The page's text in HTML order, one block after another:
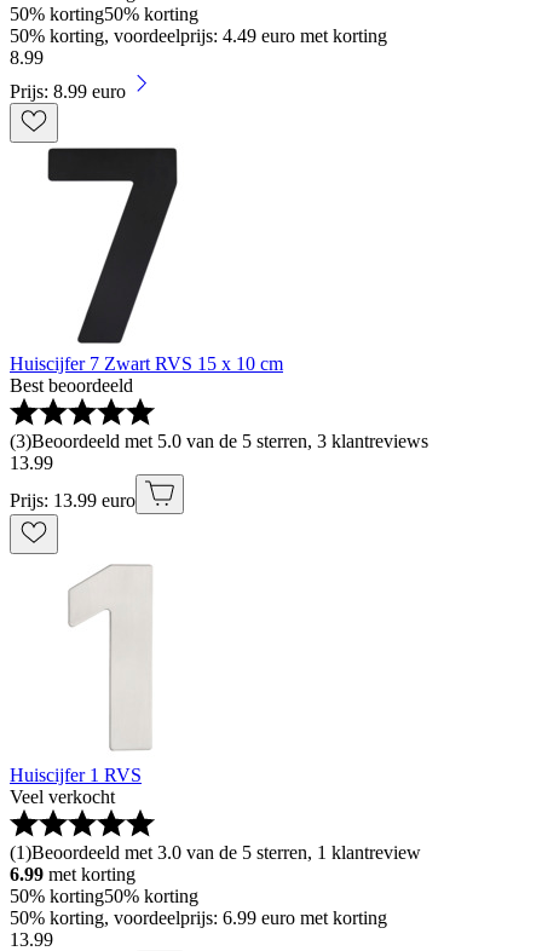
50% korting50% korting
50% korting, voordeelprijs: 4.49 euro met korting
8.99
Prijs: 8.99 euro
Huiscijfer 7 Zwart RVS 15 x 10 cm
Best beoordeeld
(3)Beoordeeld met 5.0 van de 5 sterren, 3 klantreviews
13.99
Prijs: 13.99 euro
Huiscijfer 1 RVS
Veel verkocht
(1)Beoordeeld met 3.0 van de 5 sterren, 1 klantreview
6.99 met korting
50% korting50% korting
50% korting, voordeelprijs: 6.99 euro met korting
13.99